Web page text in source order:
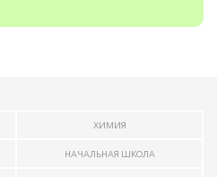
ХИМИЯ
НАЧАЛЬНАЯ ШКОЛА